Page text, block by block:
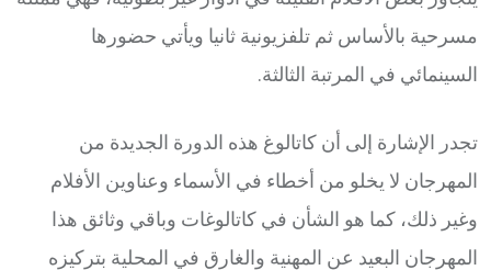
مسرحية بالأساس ثم تلفزيونية ثانيا ويأتي حضورها
السينمائي في المرتبة الثالثة.
تجدر الإشارة إلى أن كاتالوغ هذه الدورة الجديدة من
المهرجان لا يخلو من أخطاء في الأسماء وعناوين الأفلام
وغير ذلك، كما هو الشأن في كاتالوغات وباقي وثائق هذا
المهرجان البعيد عن المهنية والغارق في المحلية بتركيزه